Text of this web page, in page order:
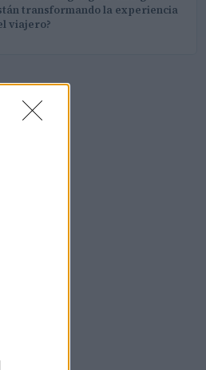
transformando la experiencia
viajero?